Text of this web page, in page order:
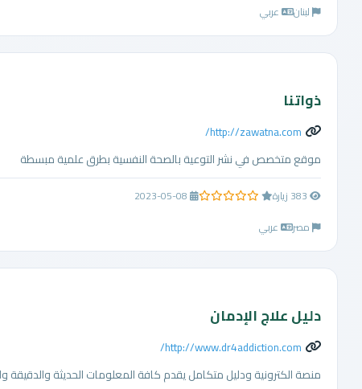
لبنان
عربي
ذواتنا
http://zawatna.com/
موقع متخصص في نشر التوعية بالصحة النفسية بطرق علمية مبسطة
0.0 من 5 نجوم
مصر
عربي
دليل علاج الإدمان
http://www.dr4addiction.com/
منصة الكترونية ودليل متكامل يقدم كافة المعلومات الحديثة والدقيقة